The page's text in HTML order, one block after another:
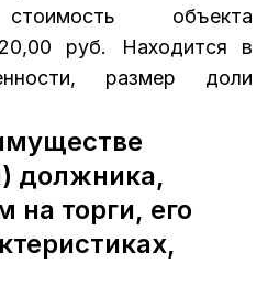
объекта
руб. Находится в
размер доли
должника,
на торги, его